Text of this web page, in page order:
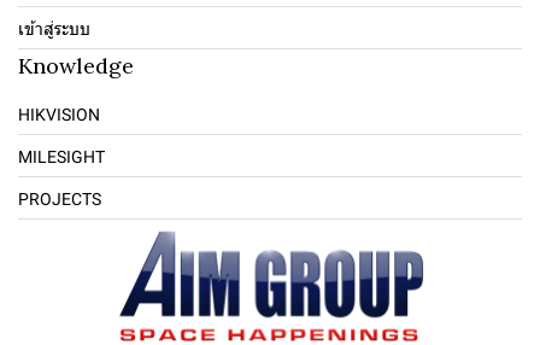
เข้าสู่ระบบ
Knowledge
HIKVISION
MILESIGHT
PROJECTS